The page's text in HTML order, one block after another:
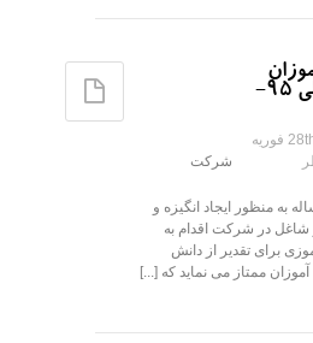
ممتاز سال تحصیلی 95-
28th فوریه
شرکت
به منظور ایجاد انگیزه و
شاغل در شرکت اقدام به
برای تقدیر از دانش
آموزان ممتاز می نماید که [...]